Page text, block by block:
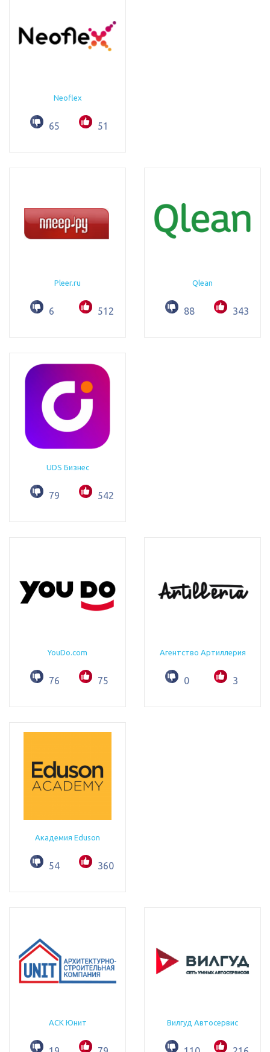
Neoflex
65 51
Pleer.ru
6 512
Qlean
88 343
UDS Бизнес
79 542
YouDo.com
76 75
Агентство Артиллерия
0 3
Академия Eduson
54 360
АСК Юнит Вилгуд Автосервис